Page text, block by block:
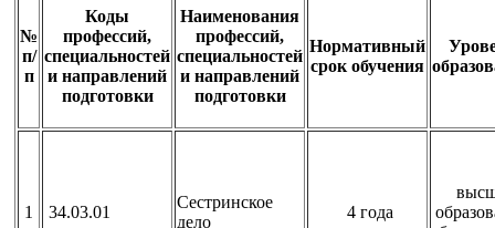
№
п/
п
Коды
профессий,
специальностей
и направлений
подготовки
Наименования
профессий,
специальностей
и направлений
подготовки
Нормативный
срок обучения
1 34.03.01
Сестринское
дело
4 года